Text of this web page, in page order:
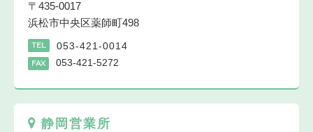
〒435-0017
浜松市中央区薬師町498
TEL 053-421-0014
FAX 053-421-5272
静岡営業所